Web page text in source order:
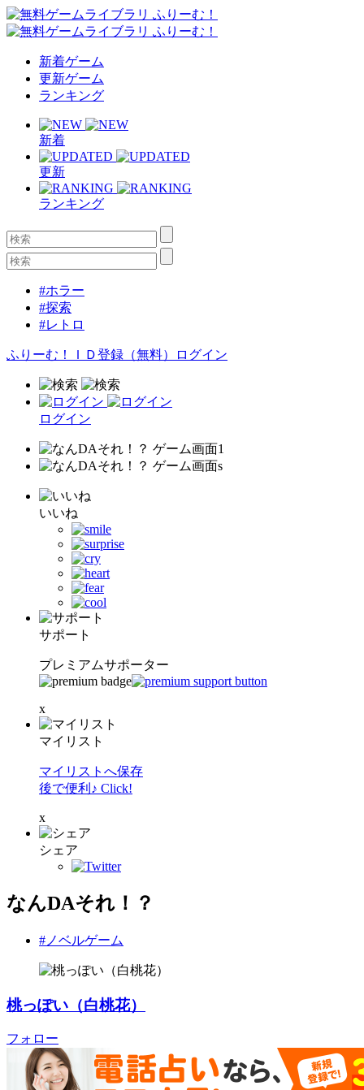
新着ゲーム
更新ゲーム
ランキング
新着
更新
ランキング
#ホラー
#探索
#レトロ
ふりーむ！ＩＤ登録（無料） ログイン
ログイン
いいね
サポート
プレミアムサポーター
x
マイリスト
マイリストへ保存
後で便利♪ Click!
x
シェア
なんDAそれ！？
#ノベルゲーム
桃っぽい（白桃花）
フォロー